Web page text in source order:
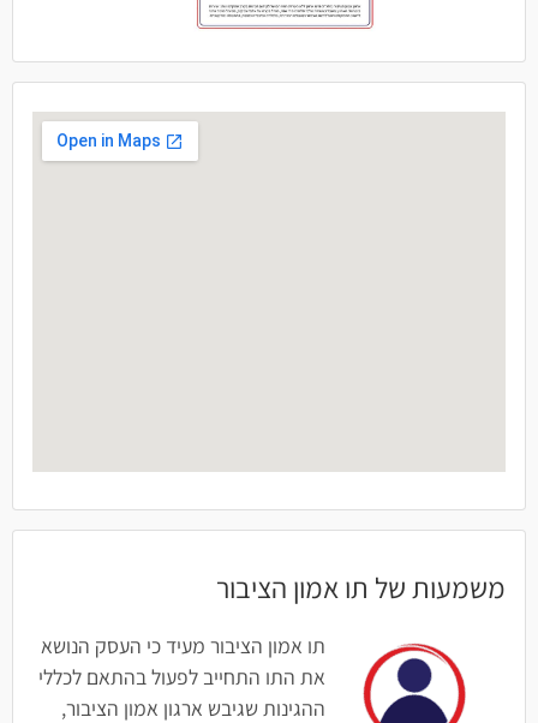
משמעות של תו אמון הציבור
תו אמון הציבור מעיד כי העסק הנושא
את התו התחייב לפעול בהתאם לכללי
ההגינות שגיבש ארגון אמון הציבור,